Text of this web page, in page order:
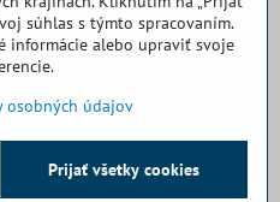
Copyright
ochrany osobných údajov
súhlas s týmto spracovaním.
informácie alebo upraviť svoje
osobných údajov
Prijať všetky cookies